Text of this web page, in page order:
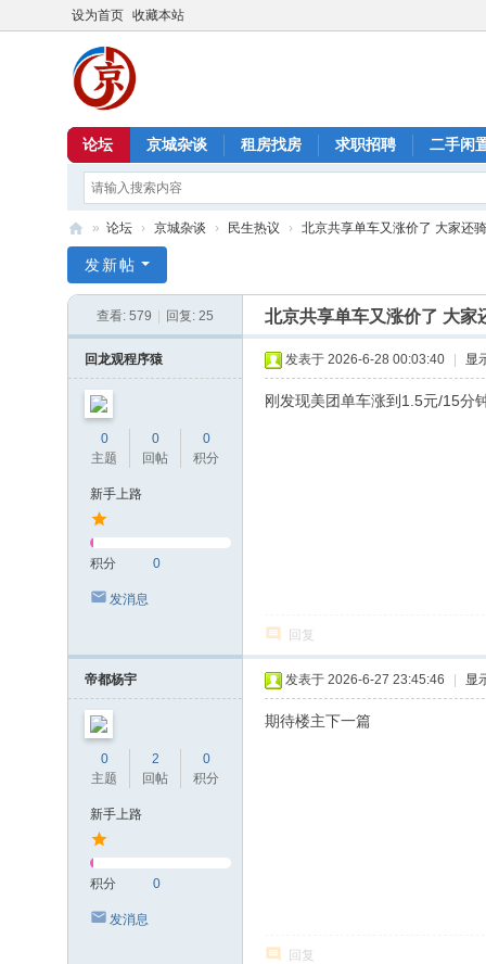
设为首页 收藏本站
论坛 京城杂谈 租房找房 求职招聘 二手闲
京
» 论坛 › 京城杂谈 › 民生热议 › 北京共享单车又涨价了 大家还
发新帖
查看: 579 回复: 25 北京共享单车又涨价了 大家
回龙观程序猿
0
主题
0
回帖
0
积分
新手上路
积分 0
发消息
发表于 2026-6-28 00:03:40 显
刚发现美团单车涨到1.5元/15分
回复
帝都杨宇
0
主题
2
回帖
0
积分
新手上路
积分 0
发消息
发表于 2026-6-27 23:45:46 显
期待楼主下一篇
回复